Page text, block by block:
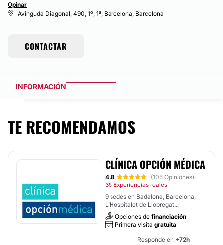
Opinar
Avinguda Diagonal, 490, 1º, 1ª, Barcelona, Barcelona
CONTACTAR
INFORMACIÓN
TE RECOMENDAMOS
CLÍNICA OPCIÓN MÉDICA
4.8 (105 Opiniones)·
35 Experiencias reales
9 sedes en Badalona, Barcelona,
L'Hospitalet de Llobregat...
Opciones de financiación
Primera visita gratuita
Responde en +72h